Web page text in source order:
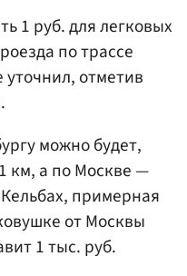
1 руб. для легковых
по трассе
уточнил, отметив
можно будет,
км, а по Москве —
примерная
от Москвы
1 тыс. руб.